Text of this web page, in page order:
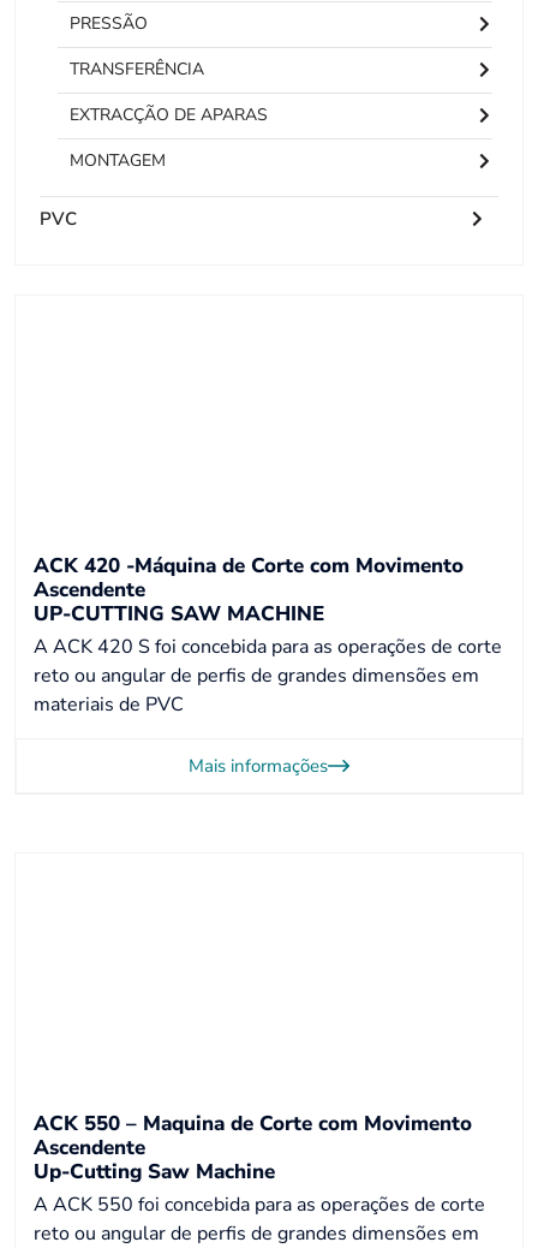
PRESSÃO
TRANSFERÊNCIA
EXTRACÇÃO DE APARAS
MONTAGEM
PVC
ACK 420 -Máquina de Corte com Movimento
Ascendente
UP-CUTTING SAW MACHINE
A ACK 420 S foi concebida para as operações de corte
reto ou angular de perfis de grandes dimensões em
materiais de PVC
Mais informações
ACK 550 – Maquina de Corte com Movimento
Ascendente
Up-Cutting Saw Machine
A ACK 550 foi concebida para as operações de corte
reto ou angular de perfis de grandes dimensões em